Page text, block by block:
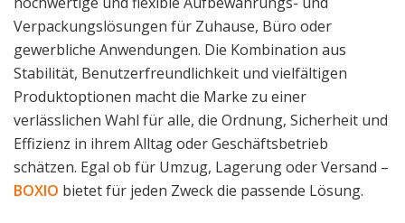
Verpackungslösungen für Zuhause, Büro oder
gewerbliche Anwendungen. Die Kombination aus
Stabilität, Benutzerfreundlichkeit und vielfältigen
Produktoptionen macht die Marke zu einer
verlässlichen Wahl für alle, die Ordnung, Sicherheit und
Effizienz in ihrem Alltag oder Geschäftsbetrieb
schätzen. Egal ob für Umzug, Lagerung oder Versand –
BOXIO bietet für jeden Zweck die passende Lösung.